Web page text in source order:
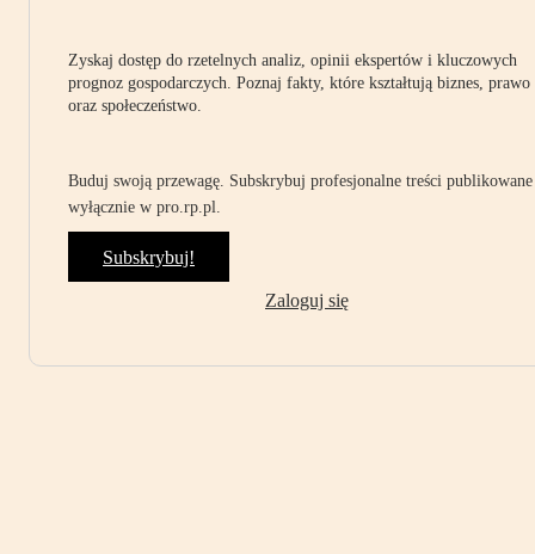
Zyskaj dostęp do rzetelnych analiz, opinii ekspertów i kluczowych
prognoz gospodarczych. Poznaj fakty, które kształtują biznes, prawo
oraz społeczeństwo.
Buduj swoją przewagę. Subskrybuj profesjonalne treści publikowane
wyłącznie w pro.rp.pl.
Subskrybuj!
Zaloguj się